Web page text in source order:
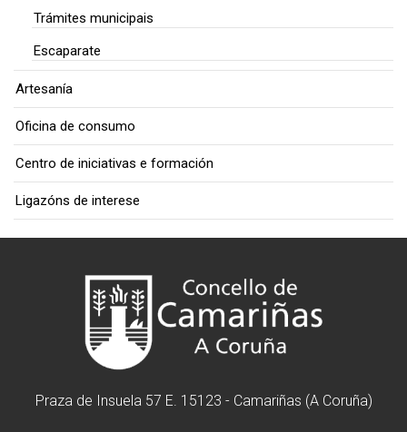
Trámites municipais
Escaparate
Artesanía
Oficina de consumo
Centro de iniciativas e formación
Ligazóns de interese
Praza de Insuela 57 E. 15123 - Camariñas (A Coruña)